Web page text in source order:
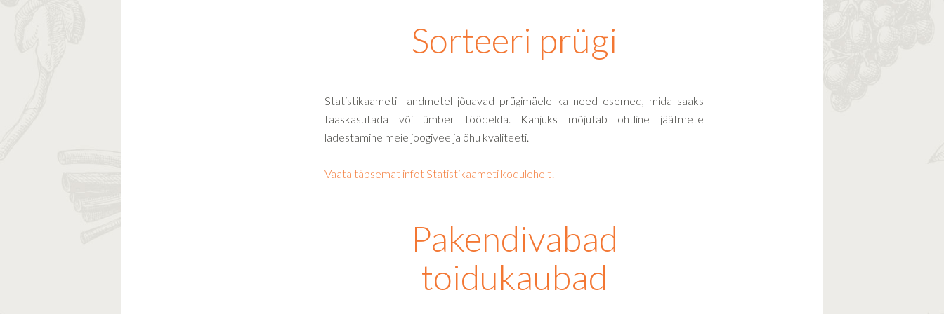
Sorteeri prügi
Statistikaameti andmetel jõuavad prügimäele ka need esemed, mida saaks
taaskasutada või ümber töödelda. Kahjuks mõjutab ohtline jäätmete
ladestamine meie joogivee ja õhu kvaliteeti.
Vaata täpsemat infot Statistikaameti kodulehelt!
Pakendivabad
toidukaubad